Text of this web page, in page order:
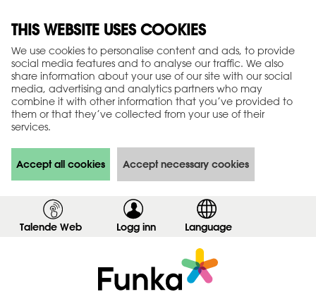
THIS WEBSITE USES COOKIES
We use cookies to personalise content and ads, to provide
social media features and to analyse our traffic. We also
share information about your use of our site with our social
media, advertising and analytics partners who may
combine it with other information that you’ve provided to
them or that they’ve collected from your use of their
services.
Accept all cookies Accept necessary cookies
Talende Web Logg inn,
i
n
Language